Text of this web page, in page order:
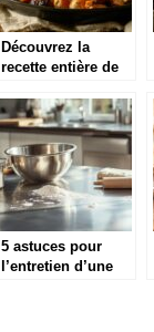
Découvrez la
recette entière de
au four pour un
dîner savoureux et
économique
5 astuces pour
l’entretien d’une